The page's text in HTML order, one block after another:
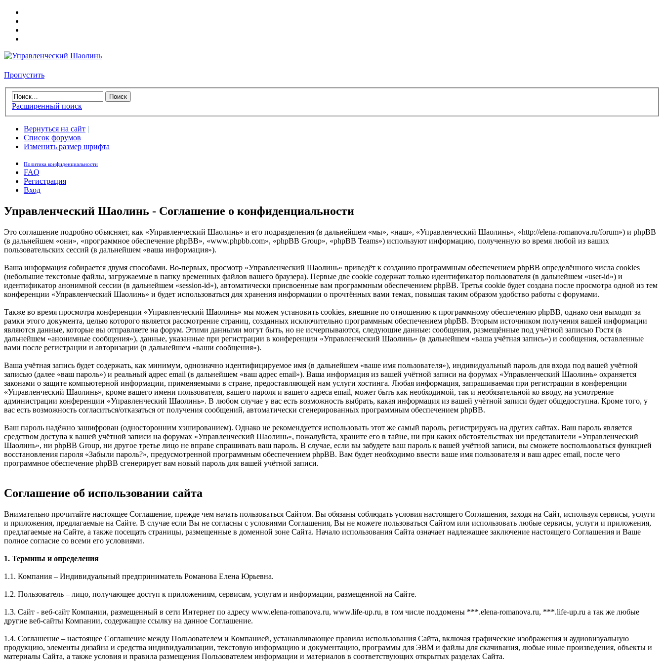
Пропустить
Расширенный поиск
Вернуться на сайт |
Список форумов
Изменить размер шрифта
Политика конфиденциальности
FAQ
Регистрация
Вход
Управленческий Шаолинь - Соглашение о конфиденциальности
Это соглашение подробно объясняет, как «Управленческий Шаолинь» и его подразделения (в дальнейшем «мы», «наш», «Управленческий Шаолинь», «http://elena-romanova.ru/forum») и phpBB
(в дальнейшем «они», «программное обеспечение phpBB», «www.phpbb.com», «phpBB Group», «phpBB Teams») используют информацию, полученную во время любой из ваших
пользовательских сессий (в дальнейшем «ваша информация»).
Ваша информация собирается двумя способами. Во-первых, просмотр «Управленческий Шаолинь» приведёт к созданию программным обеспечением phpBB определённого числа cookies
(небольшие текстовые файлы, загружаемые в папку временных файлов вашего браузера). Первые две cookie содержат только идентификатор пользователя (в дальнейшем «user-id») и
идентификатор анонимной сессии (в дальнейшем «session-id»), автоматически присвоенные вам программным обеспечением phpBB. Третья cookie будет создана после просмотра одной из тем
конференции «Управленческий Шаолинь» и будет использоваться для хранения информации о прочтённых вами темах, повышая таким образом удобство работы с форумами.
Также во время просмотра конференции «Управленческий Шаолинь» мы можем установить cookies, внешние по отношению к программному обеспечению phpBB, однако они выходят за
рамки этого документа, целью которого является рассмотрение страниц, созданных исключительно программным обеспечением phpBB. Вторым источником получения вашей информации
являются данные, которые вы отправляете на форум. Этими данными могут быть, но не исчерпываются, следующие данные: сообщения, размещённые под учётной записью Гостя (в
дальнейшем «анонимные сообщения»), данные, указанные при регистрации в конференции «Управленческий Шаолинь» (в дальнейшем «ваша учётная запись») и сообщения, оставленные
вами после регистрации и авторизации (в дальнейшем «ваши сообщения»).
Ваша учётная запись будет содержать, как минимум, однозначно идентифицируемое имя (в дальнейшем «ваше имя пользователя»), индивидуальный пароль для входа под вашей учётной
записью (далее «ваш пароль») и реальный адрес email (в дальнейшем «ваш адрес email»). Ваша информация из вашей учётной записи на форумах «Управленческий Шаолинь» охраняется
законами о защите компьютерной информации, применяемыми в стране, предоставляющей нам услуги хостинга. Любая информация, запрашиваемая при регистрации в конференции
«Управленческий Шаолинь», кроме вашего имени пользователя, вашего пароля и вашего адреса email, может быть как необходимой, так и необязательной ко вводу, на усмотрение
администрации конференции «Управленческий Шаолинь». В любом случае у вас есть возможность выбрать, какая информация из вашей учётной записи будет общедоступна. Кроме того, у
вас есть возможность согласиться/отказаться от получения сообщений, автоматически сгенерированных программным обеспечением phpBB.
Ваш пароль надёжно зашифрован (односторонним хэшированием). Однако не рекомендуется использовать этот же самый пароль, регистрируясь на других сайтах. Ваш пароль является
средством доступа к вашей учётной записи на форумах «Управленческий Шаолинь», пожалуйста, храните его в тайне, ни при каких обстоятельствах ни представители «Управленческий
Шаолинь», ни phpBB Group, ни другое третье лицо не вправе спрашивать ваш пароль. В случае, если вы забудете ваш пароль к вашей учётной записи, вы сможете воспользоваться функцией
восстановления пароля «Забыли пароль?», предусмотренной программным обеспечением phpBB. Вам будет необходимо ввести ваше имя пользователя и ваш адрес email, после чего
программное обеспечение phpBB сгенерирует вам новый пароль для вашей учётной записи.
Соглашение об использовании сайта
Внимательно прочитайте настоящее Соглашение, прежде чем начать пользоваться Сайтом. Вы обязаны соблюдать условия настоящего Соглашения, заходя на Сайт, используя сервисы, услуги
и приложения, предлагаемые на Сайте. В случае если Вы не согласны с условиями Соглашения, Вы не можете пользоваться Сайтом или использовать любые сервисы, услуги и приложения,
предлагаемые на Сайте, а также посещать страницы, размещенные в доменной зоне Сайта. Начало использования Сайта означает надлежащее заключение настоящего Соглашения и Ваше
полное согласие со всеми его условиями.
1. Термины и определения
1.1. Компания – Индивидуальный предприниматель Романова Елена Юрьевна.
1.2. Пользователь – лицо, получающее доступ к приложениям, сервисам, услугам и информации, размещенной на Сайте.
1.3. Сайт - веб-сайт Компании, размещенный в сети Интернет по адресу www.elena-romanova.ru, www.life-up.ru, в том числе поддомены ***.elena-romanova.ru, ***.life-up.ru а так же любые
другие веб-сайты Компании, содержащие ссылку на данное Соглашение.
1.4. Соглашение – настоящее Соглашение между Пользователем и Компанией, устанавливающее правила использования Сайта, включая графические изображения и аудиовизуальную
продукцию, элементы дизайна и средства индивидуализации, текстовую информацию и документацию, программы для ЭВМ и файлы для скачивания, любые иные произведения, объекты и
материалы Сайта, а также условия и правила размещения Пользователем информации и материалов в соответствующих открытых разделах Сайта.